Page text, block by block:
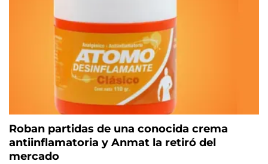
Roban partidas de una conocida crema
antiinflamatoria y Anmat la retiró del
mercado